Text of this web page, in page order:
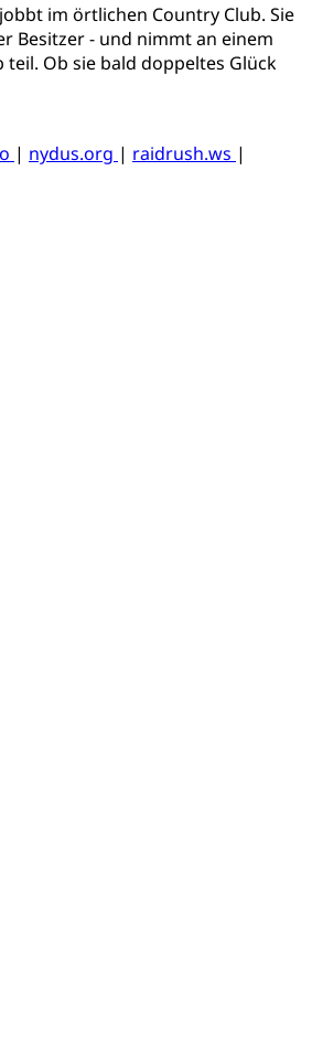
im örtlichen Country Club. Sie
Besitzer - und nimmt an einem
Ob sie bald doppeltes Glück
| nydus.org | raidrush.ws |